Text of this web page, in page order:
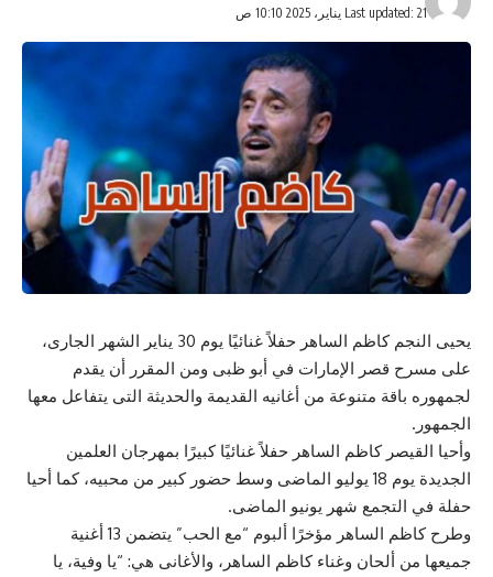
Last updated: 21 يناير، 2025 10:10 ص
يحيى النجم كاظم الساهر حفلاً غنائيًا يوم 30 يناير الشهر الجارى،
على مسرح قصر الإمارات في أبو ظبى ومن المقرر أن يقدم
لجمهوره باقة متنوعة من أغانيه القديمة والحديثة التى يتفاعل معها
الجمهور.
وأحيا القيصر كاظم الساهر حفلاً غنائيًا كبيرًا بمهرجان العلمين
الجديدة يوم 18 يوليو الماضى وسط حضور كبير من محبيه، كما أحيا
حفلة في التجمع شهر يونيو الماضى.
وطرح كاظم الساهر مؤخرًا ألبوم “مع الحب” يتضمن 13 أغنية
جميعها من ألحان وغناء كاظم الساهر، والأغانى هي: “يا وفية، يا